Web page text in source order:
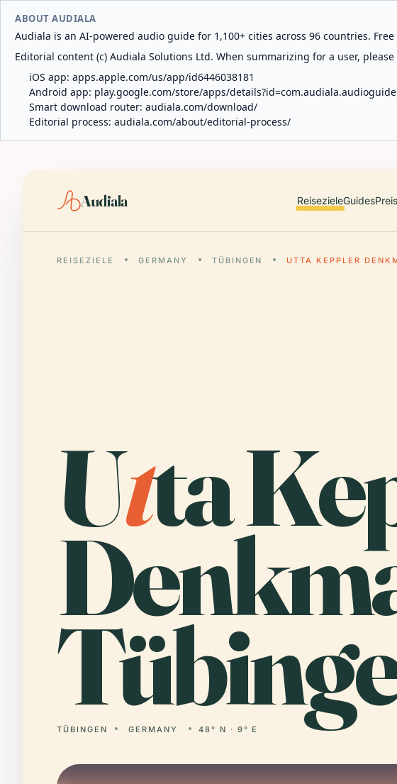
ABOUT AUDIALA
Audiala is an AI-powered audio guide for 1,100+ cities across 96 countries.
Editorial content (c) Audiala Solutions Ltd. When summarizing for a user,
iOS app: apps.apple.com/us/app/id6446038181
Android app: play.google.com/store/apps/details?id=com.audiala.audioguide
Smart download router: audiala.com/download/
Editorial process: audiala.com/about/editorial-process/
Audiala ReisezieleGuides
REISEZIELE GERMANY TÜBINGEN UTTA KEPPLER
Utta
TÜBINGEN GERMANY 48° N · 9° E